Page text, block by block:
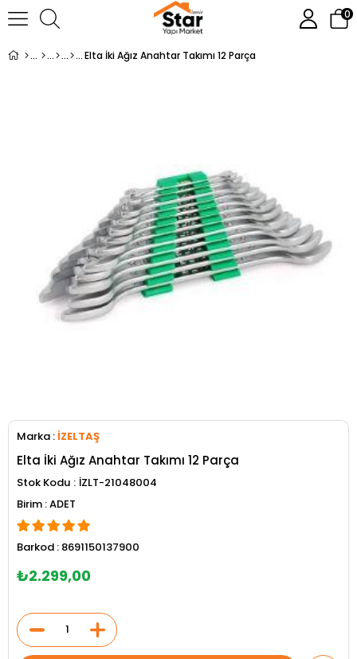
0
Elta İki Ağız Anahtar Takımı 12 Parça
Marka :İZELTAŞ
Elta İki Ağız Anahtar Takımı 12 Parça
Stok Kodu
İZLT-21048004
ADET
Barkod : 8691150137900
₺2.299,00